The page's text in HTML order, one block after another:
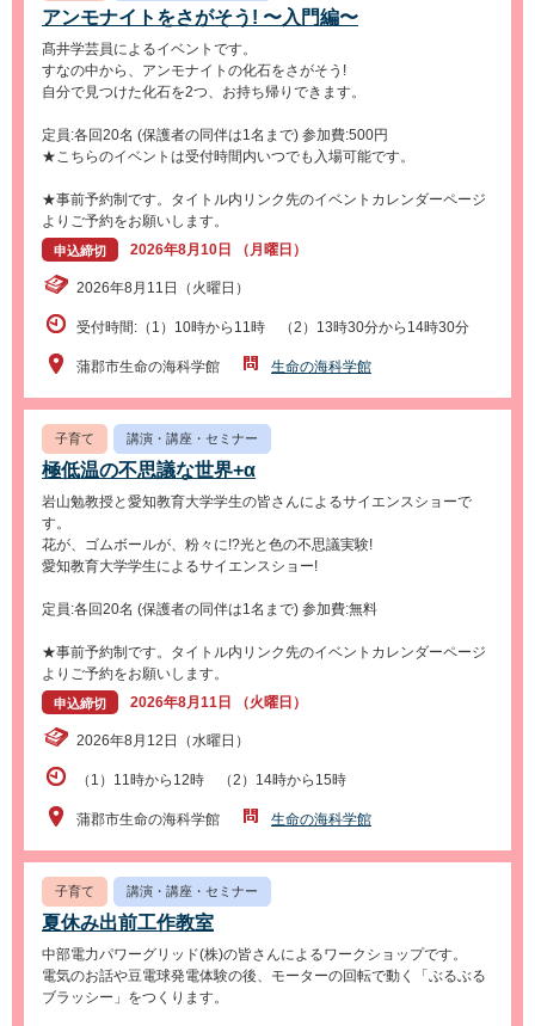
アンモナイトをさがそう! 〜入門編〜
髙井学芸員によるイベントです。
すなの中から、アンモナイトの化石をさがそう!
自分で見つけた化石を2つ、お持ち帰りできます。
定員:各回20名 (保護者の同伴は1名まで) 参加費:500円
★こちらのイベントは受付時間内いつでも入場可能です。
★事前予約制です。タイトル内リンク先のイベントカレンダーページ
よりご予約をお願いします。
申込締切 2026年8月10日 （月曜日）
2026年8月11日（火曜日）
受付時間:（1）10時から11時 （2）13時30分から14時30分
蒲郡市生命の海科学館 生命の海科学館
子育て 講演・講座・セミナー
極低温の不思議な世界+α
岩山勉教授と愛知教育大学学生の皆さんによるサイエンスショーで
す。
花が、ゴムボールが、粉々に!?光と色の不思議実験!
愛知教育大学学生によるサイエンスショー!
定員:各回20名 (保護者の同伴は1名まで) 参加費:無料
★事前予約制です。タイトル内リンク先のイベントカレンダーページ
よりご予約をお願いします。
申込締切 2026年8月11日 （火曜日）
2026年8月12日（水曜日）
（1）11時から12時 （2）14時から15時
蒲郡市生命の海科学館 生命の海科学館
子育て 講演・講座・セミナー
夏休み出前工作教室
中部電力パワーグリッド(株)の皆さんによるワークショップです。
電気のお話や豆電球発電体験の後、モーターの回転で動く「ぶるぶる
ブラッシー」をつくります。